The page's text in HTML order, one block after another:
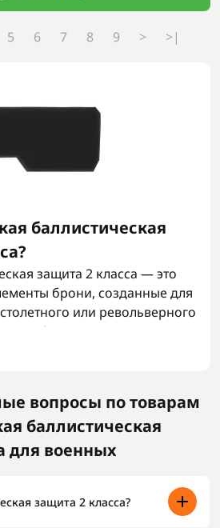
5 6 7 8 9 > >|
баллистическая
защита 2 класса — это
брони, созданные для
или револьверного
баллистический пакет 2
из
сохраняет баланс
подвижностью и
баллистическая защита
баллистической
вопросы по товарам
баллистическая
для военных
защита 2 класса?